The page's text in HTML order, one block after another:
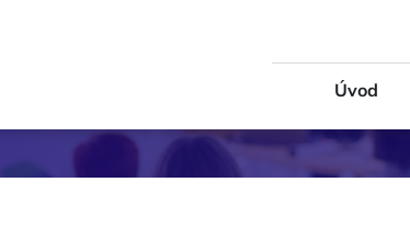
Úvod
Logistika